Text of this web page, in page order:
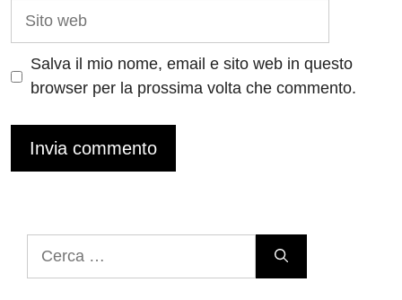
Sito
Salva il mio nome, email e sito web in questo
browser per la prossima volta che commento.